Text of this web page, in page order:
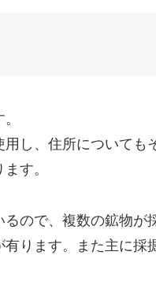
し、住所についても
す。
ので、複数の鉱物が
ります。また主に採